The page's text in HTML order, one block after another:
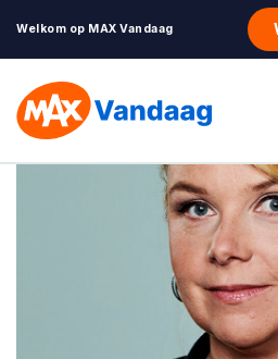
Welkom op MAX Vandaag